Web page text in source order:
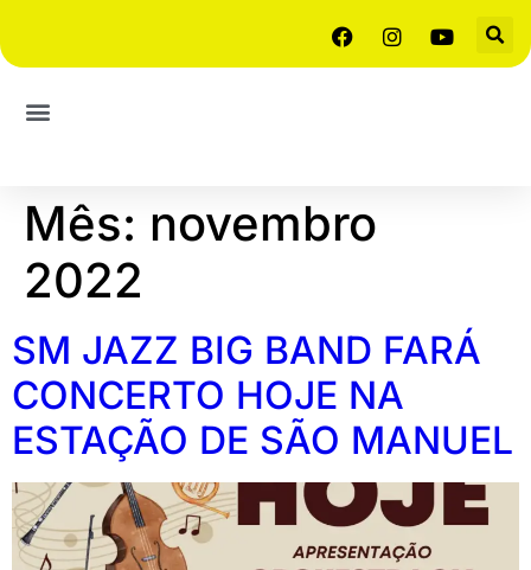
Mês: novembro
2022
SM JAZZ BIG BAND FARÁ
CONCERTO HOJE NA
ESTAÇÃO DE SÃO MANUEL